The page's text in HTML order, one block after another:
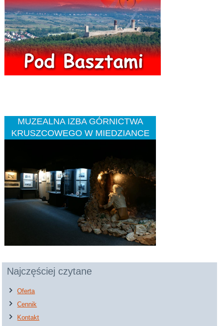
MUZEALNA IZBA GÓRNICTWA
KRUSZCOWEGO W MIEDZIANCE
Najczęściej czytane
Oferta
Cennik
Kontakt